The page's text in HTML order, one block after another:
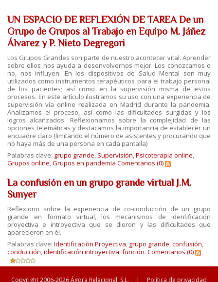
UN ESPACIO DE REFLEXIÓN DE TAREA De un
Grupo de Grupos al Trabajo en Equipo M. Jáñez
Álvarez y P. Nieto Degregori
Los Grupos Grandes son parte de nuestro acontecer vital. Aprender
sobre ellos nos ayuda a desenvolvernos mejor. Los conozcamos o
no, nos influyen. En los dispositivos de Salud Mental son muy
utilizados como instrumentos terapéuticos para el trabajo personal
de los pacientes; así como en la supervisión misma de estos
procesos. En este artículo ilustramos su uso con una experiencia de
supervisión vía online realizada en Madrid durante la pandemia.
Analizamos el proceso, así como las dificultades surgidas y los
logros alcanzados. Reflexionamos sobre la complejidad de las
opciones telemáticas y destacamos la importancia de establecer un
encuadre claro (limitando el número de asistentes y procurando que
no haya más de una persona en cada pantalla)
Palabras clave: grupo grande, Supervisión,Psicoterapia online,
Grupos online,Grupos en pandemia Comentarios (0)
La confusión en un grupo grande virtual J.M.
Sunyer
Reflexiono sobre la experiencia de co-conducción de un grupo
grande en formato virtual, los mecanismos de identificación
proyectiva e introyectiva que se dieron y las dificultades que
aparecieron en él.
Palabras clave: Identificación Proyectiva, grupo grande,confusión,
conducción,identificación introyectiva,función. Comentarios (0)
Copyright 2006-2026 Ágora Relacional, S.L. | Política de privacidad